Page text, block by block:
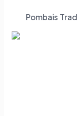
Pombais